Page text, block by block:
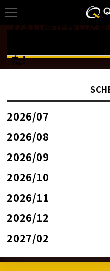
7/31【神が残した
た!
2026/07
2026/08
2026/09
2026/10
2026/11
2026/12
2027/02